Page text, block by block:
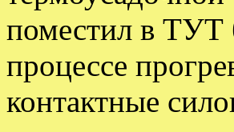
поместил в ТУТ
процессе
контактные